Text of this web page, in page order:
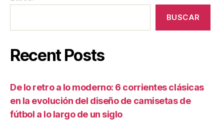
BUSCAR
Recent Posts
De lo retro a lo moderno: 6 corrientes clásicas
en la evolución del diseño de camisetas de
fútbol a lo largo de un siglo